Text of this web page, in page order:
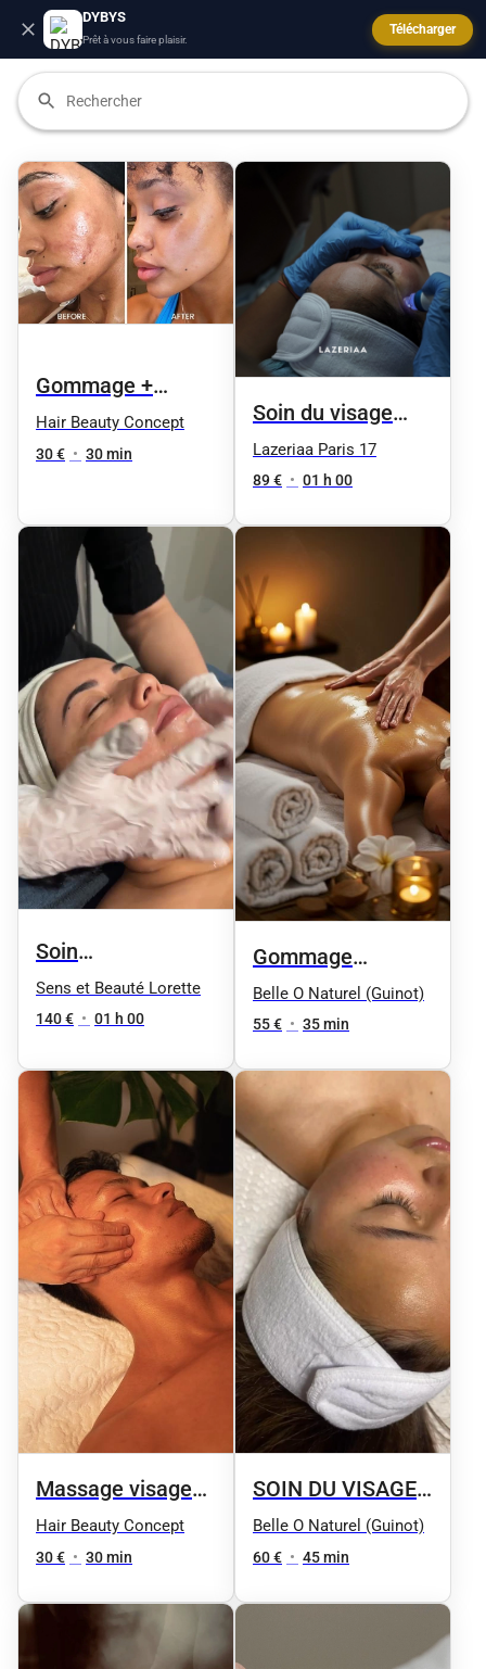
DYBYS
Prêt à vous faire plaisir.
Télécharger
Gommage +
masque éclat
express
Hair Beauty Concept
30 € • 30 min
Soin du visage
HydraFacial - 5
séances
Lazeriaa Paris 17
89 € • 01 h 00
Soin
HYDRASKEENFACIAL
Sens et Beauté Lorette
140 € • 01 h 00
Gommage
Douceur Relaxant
aux 4 Huiles
Belle O Naturel (Guinot)
55 € • 35 min
Massage visage
anti-stress
Hair Beauty Concept
30 € • 30 min
SOIN DU VISAGE
// Eclat express :
Gommage et
Belle O Naturel (Guinot)
60 € • 45 min